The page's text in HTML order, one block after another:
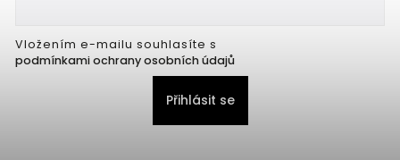
Vložením e-mailu souhlasíte s
podmínkami ochrany osobních údajů
Přihlásit se